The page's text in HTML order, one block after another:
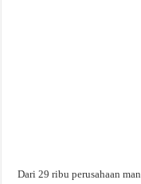
Dari 29 ribu perusahaan